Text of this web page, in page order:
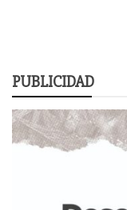
PUBLICIDAD